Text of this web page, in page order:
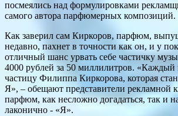
посмеялись над формулировками
самого автора парфюмерных композиций.
Как заверил сам Киркоров, парфюм,
недавно, пахнет в точности как он, и у
отличный шанс урвать себе частичку
4000 рублей за 50 миллилитров. «Каждый
частицу Филиппа Киркорова, которая
Я», – обещают представители рекламной
парфюм, как несложно догадаться, так и
лаконично - «Я».